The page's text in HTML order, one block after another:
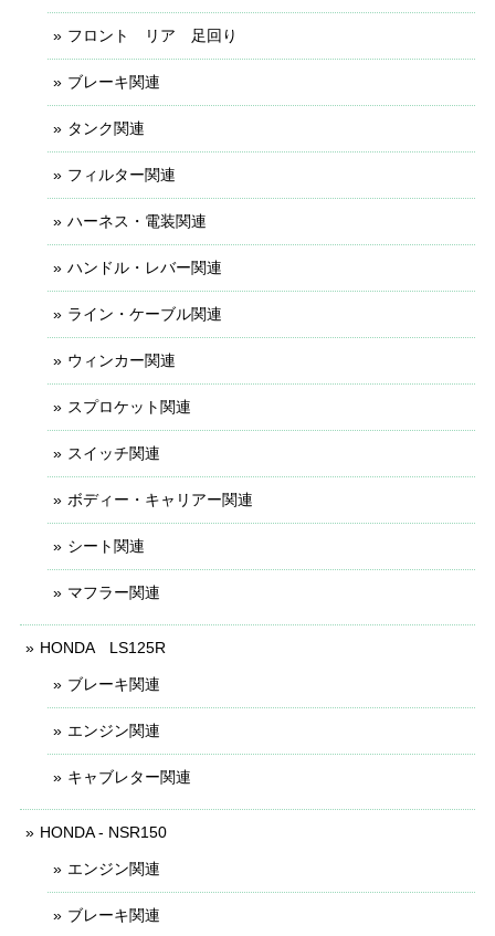
フロント リア 足回り
ブレーキ関連
タンク関連
フィルター関連
ハーネス・電装関連
ハンドル・レバー関連
ライン・ケーブル関連
ウィンカー関連
スプロケット関連
スイッチ関連
ボディー・キャリアー関連
シート関連
マフラー関連
HONDA LS125R
ブレーキ関連
エンジン関連
キャブレター関連
HONDA - NSR150
エンジン関連
ブレーキ関連